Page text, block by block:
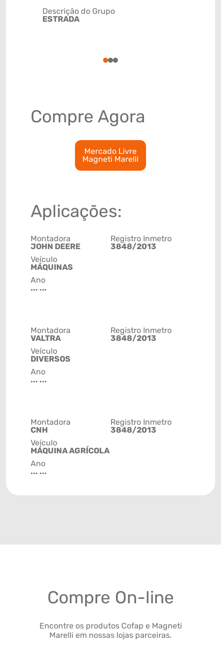
Descrição do Grupo
ESTRADA
123
Compre Agora
Mercado Livre
Magneti Marelli
Aplicações:
Montadora
JOHN DEERE
Veículo
MÁQUINAS
Ano
... ...
Registro Inmetro
3848/2013
Montadora
VALTRA
Veículo
DIVERSOS
Ano
... ...
Registro Inmetro
3848/2013
Montadora
CNH
Veículo
MÁQUINA AGRÍCOLA
Ano
... ...
Registro Inmetro
3848/2013
Compre On-line
Encontre os produtos Cofap e Magneti
Marelli em nossas lojas parceiras.